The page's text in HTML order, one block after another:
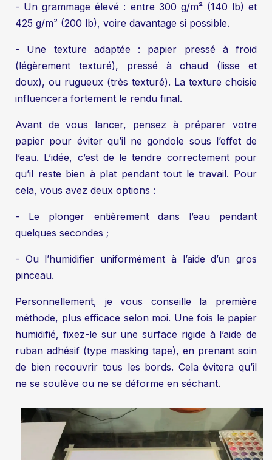
- Un grammage élevé : entre 300 g/m² (140 lb) et
425 g/m² (200 lb), voire davantage si possible.
- Une texture adaptée : papier pressé à froid
(légèrement texturé), pressé à chaud (lisse et
doux), ou rugueux (très texturé). La texture choisie
influencera fortement le rendu final.
Avant de vous lancer, pensez à préparer votre
papier pour éviter qu’il ne gondole sous l’effet de
l’eau. L’idée, c’est de le tendre correctement pour
qu’il reste bien à plat pendant tout le travail. Pour
cela, vous avez deux options :
- Le plonger entièrement dans l’eau pendant
quelques secondes ;
- Ou l’humidifier uniformément à l’aide d’un gros
pinceau.
Personnellement, je vous conseille la première
méthode, plus efficace selon moi. Une fois le papier
humidifié, fixez-le sur une surface rigide à l’aide de
ruban adhésif (type masking tape), en prenant soin
de bien recouvrir tous les bords. Cela évitera qu’il
ne se soulève ou ne se déforme en séchant.